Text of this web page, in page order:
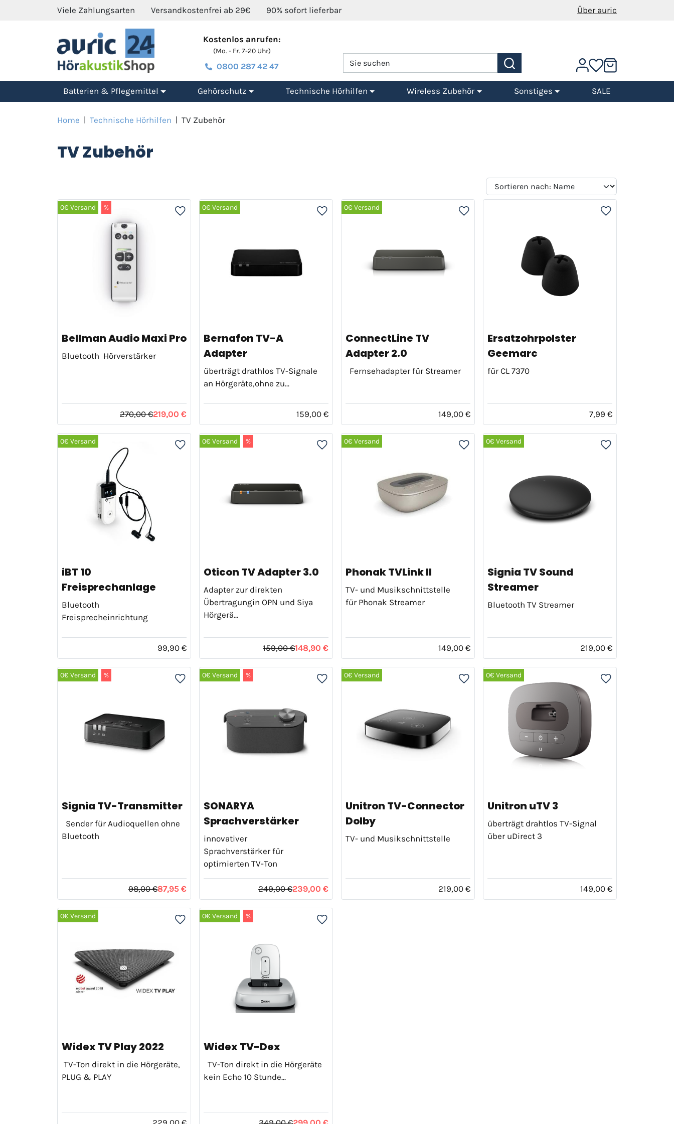
Viele Zahlungsarten Versandkostenfrei ab 29€ 90% sofort lieferbar Über auric
Kostenlos anrufen:
(Mo. - Fr. 7-20 Uhr)
0800 287 42 47
Batterien & Pflegemittel Gehörschutz Technische Hörhilfen Wireless Zubehör Sonstiges SALE
Home | Technische Hörhilfen | TV Zubehör
TV Zubehör
0€ Versand %
Bellman Audio Maxi Pro
Bluetooth Hörverstärker
270,00 €219,00 €
0€ Versand
Bernafon TV-A
Adapter
überträgt drathlos TV-Signale
an Hörgeräte,ohne zu...
159,00 €
0€ Versand
ConnectLine TV
Adapter 2.0
Fernsehadapter für Streamer
149,00 €
Ersatzohrpolster
Geemarc
für CL 7370
7,99 €
0€ Versand
iBT 10
Freisprechanlage
Bluetooth
Freisprecheinrichtung
99,90 €
0€ Versand %
Oticon TV Adapter 3.0
Adapter zur direkten
Übertragungin OPN und Siya
Hörgerä...
159,00 €148,90 €
0€ Versand
Phonak TVLink II
TV- und Musikschnittstelle
für Phonak Streamer
149,00 €
0€ Versand
Signia TV Sound
Streamer
Bluetooth TV Streamer
219,00 €
0€ Versand %
Signia TV-Transmitter
Sender für Audioquellen ohne
Bluetooth
98,00 €87,95 €
0€ Versand %
SONARYA
Sprachverstärker
innovativer
Sprachverstärker für
optimierten TV-Ton
249,00 €239,00 €
0€ Versand
Unitron TV-Connector
Dolby
TV- und Musikschnittstelle
219,00 €
0€ Versand
Unitron uTV 3
überträgt drahtlos TV-Signal
über uDirect 3
149,00 €
0€ Versand
Widex TV Play 2022
TV-Ton direkt in die Hörgeräte,
PLUG & PLAY
0€ Versand %
Widex TV-Dex
TV-Ton direkt in die Hörgeräte
kein Echo 10 Stunde...